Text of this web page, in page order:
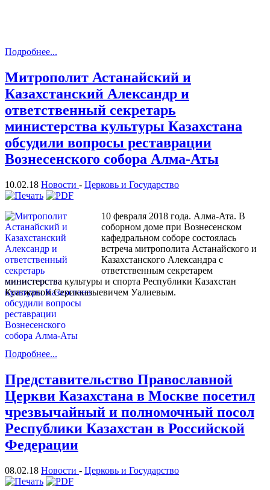
Подробнее...
Митрополит Астанайский и
Казахстанский Александр и
ответственный секретарь
министерства культуры Казахстана
обсудили вопросы реставрации
Вознесенского собора Алма-Аты
10.02.18 Новости - Церковь и Государство
10 февраля 2018 года. Алма-Ата. В
соборном доме при Вознесенском
кафедральном соборе состоялась
встреча митрополита Астанайского и
Казахстанского Александра с
ответственным секретарем
министерства культуры и спорта Республики Казахстан
Куатжаном Серикказыевичем Уалиевым.
Подробнее...
Представительство Православной
Церкви Казахстана в Москве посетил
чрезвычайный и полномочный посол
Республики Казахстан в Российской
Федерации
08.02.18 Новости - Церковь и Государство